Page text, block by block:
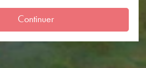
Continuer